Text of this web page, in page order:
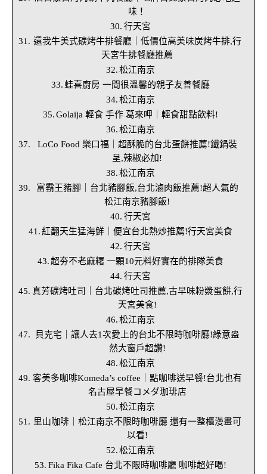
味！
行天宮
還我牛美式碳烤牛排餐廳｜低價位高美味炭烤牛排,行
天宮牛排餐廳推薦
松江南京
蛙喜廚房 一間很溫馨的親子友善餐廳
松江南京
Golaija 輕食 手作 葛來呷｜輕食甜點飲料!
松江南京
LoCo Food 樂口福｜超酥脆的台北蛋餅推薦!鐵鍋裝
呈,辣椒必加!
松江南京
富霸王豬腳｜台北豬腳飯,台北滷肉飯推薦!超人氣的
松江南京豬腳飯!
行天宮
紅翻天生猛海鮮｜便宜台北熱炒推薦!行天宮美食
行天宮
超夯不老麻糬 一顆10元料好實在的排隊美食
行天宮
真芳碳烤吐司｜台北碳烤吐司推薦,古早味粉漿蛋餅,行
天宮美食!
松江南京
貝克宅｜讓人去1次愛上的台北不限時咖啡廳!綠意盎
然大窗戶超讚!
松江南京
客美多咖啡Komeda’s coffee｜點咖啡送早餐!台北也有
名古屋早餐コメダ珈琲店
松江南京
里山咖啡｜松江南京不限時咖啡廳 還有一整櫃漫畫可
以看!
松江南京
Fika Fika Cafe 台北不限時咖啡廳 咖啡超好喝!